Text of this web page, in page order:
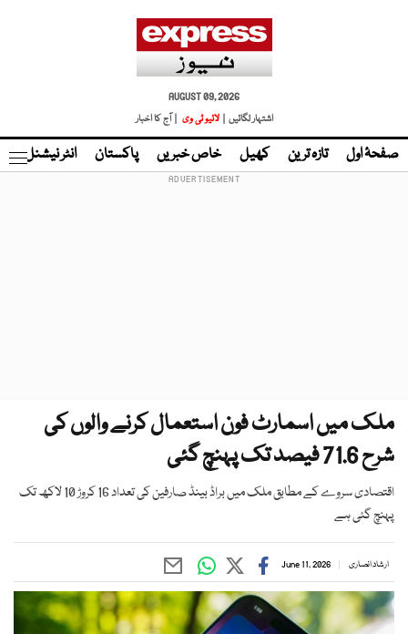
AUGUST 09, 2026
اشتہار لگائیں |
لائیو ٹی وی | آج کا اخبار
صفحۂ اول تازہ ترین کھیل خاص خبریں پاکستان انٹر نیشنل
ملک میں اسمارٹ فون استعمال کرنے والوں کی
شرح 71.6 فیصد تک پہنچ گئی
اقتصادی سروے کے مطابق ملک میں براڈ بینڈ صارفین کی تعداد 16 کروڑ 10 لاکھ تک
پہنچ گئی ہے
ارشاد انصاری June 11, 2026